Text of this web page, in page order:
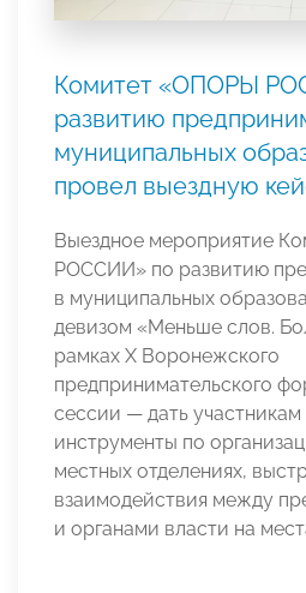
Комитет «ОПОРЫ
развитию
муниципальных
провел выездную
Выездное мероприятие
РОССИИ» по развитию
в муниципальных
девизом «Меньше слов.
рамках Х Воронежского
предпринимательского
сессии — дать участникам
инструменты по
местных отделениях,
взаимодействия между
и органами власти на